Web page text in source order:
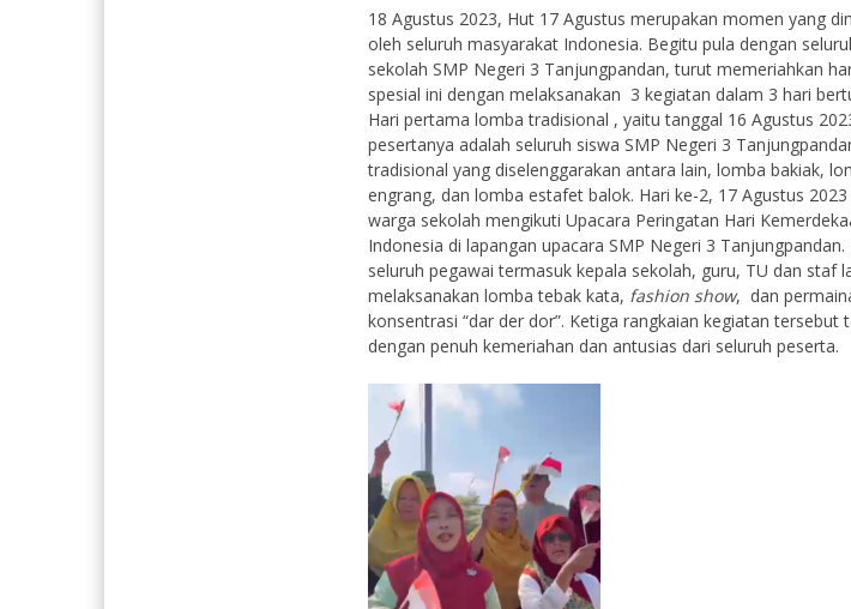
18 Agustus 2023, Hut 17 Agustus merupakan momen yang
oleh seluruh masyarakat Indonesia. Begitu pula dengan
sekolah SMP Negeri 3 Tanjungpandan, turut memeriahkan
spesial ini dengan melaksanakan 3 kegiatan dalam 3 hari
Hari pertama lomba tradisional , yaitu tanggal 16 Agustus
pesertanya adalah seluruh siswa SMP Negeri 3
tradisional yang diselenggarakan antara lain, lomba bakiak,
engrang, dan lomba estafet balok. Hari ke-2, 17 Agustus 2023
warga sekolah mengikuti Upacara Peringatan Hari
Indonesia di lapangan upacara SMP Negeri 3 Tanjungpandan.
seluruh pegawai termasuk kepala sekolah, guru, TU dan staf
melaksanakan lomba tebak kata, fashion show, dan
konsentrasi “dar der dor”. Ketiga rangkaian kegiatan tersebut
dengan penuh kemeriahan dan antusias dari
Retni Sulistiawati, S.Pd.
NIP
197103281999032001
STAT
GTK
Guru Penjas Orkes